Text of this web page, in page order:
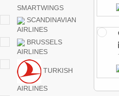
SMARTWINGS
SCANDINAVIAN
AIRLINES
BRUSSELS
AIRLINES
TURKISH
AIRLINES